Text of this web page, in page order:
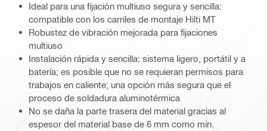
Ideal para una fijación multiuso segura y sencilla:
compatible con los carriles de montaje Hilti MT
Robustez de vibración mejorada para fijaciones
multiuso
Instalación rápida y sencilla: sistema ligero, portátil y a
batería; es posible que no se requieran permisos para
trabajos en caliente; una opción más segura que el
proceso de soldadura aluminotérmica
No se daña la parte trasera del material gracias al
espesor del material base de 6 mm como mín.